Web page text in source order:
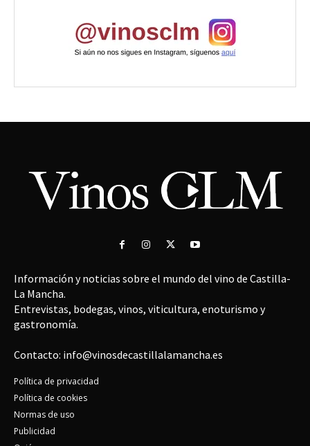
Información y noticias sobre el mundo del vino de Castilla-
La Mancha.
Entrevistas, bodegas, vinos, viticultura, enoturismo y
gastronomía.
Contacto: info@vinosdecastillalamancha.es
Política de privacidad
Política de cookies
Normas de uso
Publicidad